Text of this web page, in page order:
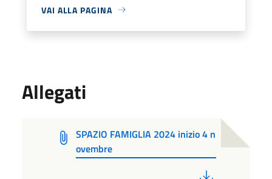
VAI ALLA PAGINA
Allegati
SPAZIO FAMIGLIA 2024 inizio 4 n
ovembre